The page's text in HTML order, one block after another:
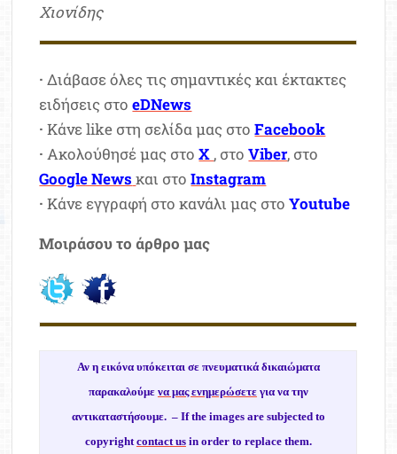
Χιονίδης
· Διάβασε όλες τις σημαντικές και έκτακτες
ειδήσεις στοeDNews
· Κάνε like στη σελίδα μας στοFacebook
· Ακολούθησέ μας στοX , στοViber, στο
Google News και στοInstagram
· Κάνε εγγραφή στο κανάλι μας στοYoutube
Μοιράσου το άρθρο μας
Αν η εικόνα υπόκειται σε πνευματικά δικαιώματα
παρακαλούμε να μας ενημερώσετεγια να την
αντικαταστήσουμε. – If the images are subjected to
copyright contact usin order to replace them.